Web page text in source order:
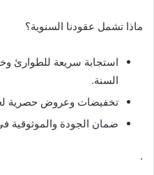
ماذا تشمل عقودنا السنوية؟
استجابة سريعة للطوارئ
السنة.
تخفيضات وعروض حصرية
ضمان الجودة والموثوقية
.